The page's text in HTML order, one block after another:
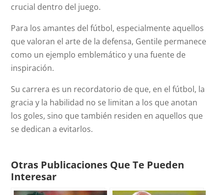
crucial dentro del juego.
Para los amantes del fútbol, especialmente aquellos
que valoran el arte de la defensa, Gentile permanece
como un ejemplo emblemático y una fuente de
inspiración.
Su carrera es un recordatorio de que, en el fútbol, la
gracia y la habilidad no se limitan a los que anotan
los goles, sino que también residen en aquellos que
se dedican a evitarlos.
Otras Publicaciones Que Te Pueden
Interesar